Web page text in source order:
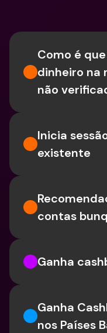
Como é
dinheiro na
não
Inicia
existente
contas
Ganha
Ganha
nos Países